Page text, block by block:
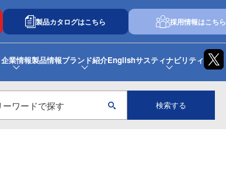
製品カタログはこちら 採用情報はこちら
企業情報製品情報ブランド紹介Englishサスティナビリティ
検索する